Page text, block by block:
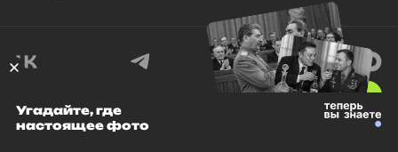
© 1999–2026 Все права защищены.
Угадайте, где
настоящее фото